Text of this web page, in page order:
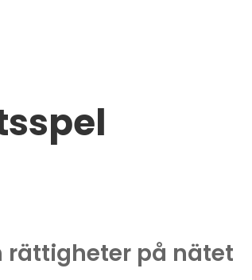
rättigheter på nätet